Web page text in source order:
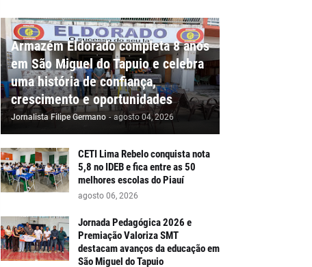
Armazém Eldorado completa 8 anos
em São Miguel do Tapuio e celebra
uma história de confiança,
crescimento e oportunidades
Jornalista Filipe Germano - agosto 04, 2026
CETI Lima Rebelo conquista nota
5,8 no IDEB e fica entre as 50
melhores escolas do Piauí
agosto 06, 2026
Jornada Pedagógica 2026 e
Premiação Valoriza SMT
destacam avanços da educação em
São Miguel do Tapuio